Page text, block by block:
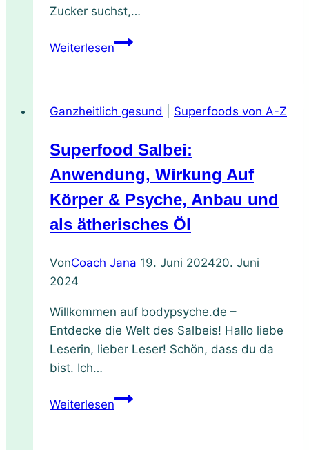
Zucker suchst,…
WeiterlesenRezept
einfach
100
%
–
mit
leckeren
Ganzheitlich gesund Superfoods von A-Z
Superfood Salbei:
Anwendung, Wirkung Auf
Körper & Psyche, Anbau und
als ätherisches Öl
VonCoach Jana 19. Juni 202420. Juni
2024
Willkommen auf bodypsyche.de –
Entdecke die Welt des Salbeis! Hallo liebe
Leserin, lieber Leser! Schön, dass du da
bist. Ich…
WeiterlesenSuperfood